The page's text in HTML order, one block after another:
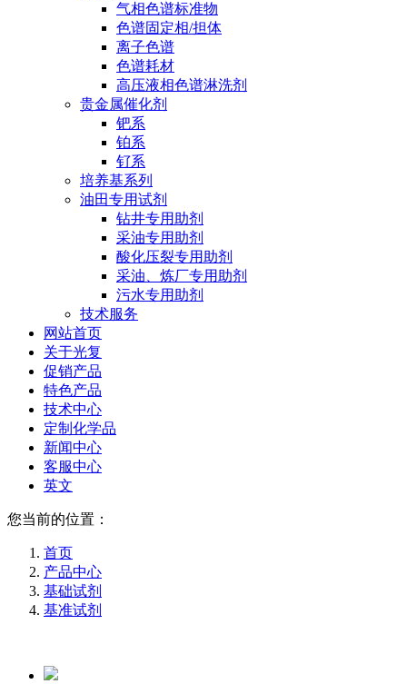
气相色谱标准物
色谱固定相/担体
离子色谱
色谱耗材
高压液相色谱淋洗剂
贵金属催化剂
钯系
铂系
钌系
培养基系列
油田专用试剂
钻井专用助剂
采油专用助剂
酸化压裂专用助剂
采油、炼厂专用助剂
污水专用助剂
技术服务
网站首页
关于光复
促销产品
特色产品
技术中心
定制化学品
新闻中心
客服中心
英文
您当前的位置：
首页
产品中心
基础试剂
基准试剂